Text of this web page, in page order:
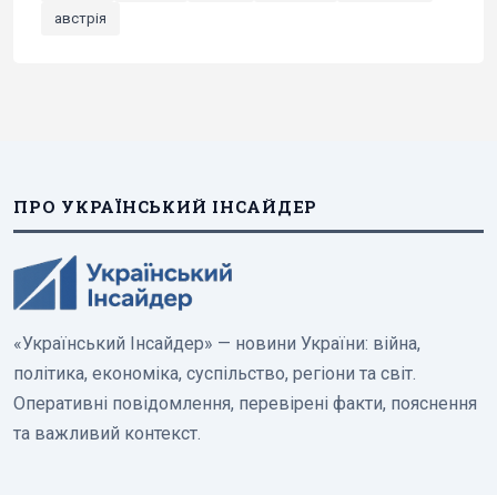
австрія
ПРО УКРАЇНСЬКИЙ ІНСАЙДЕР
«Український Інсайдер» — новини України: війна,
політика, економіка, суспільство, регіони та світ.
Оперативні повідомлення, перевірені факти, пояснення
та важливий контекст.